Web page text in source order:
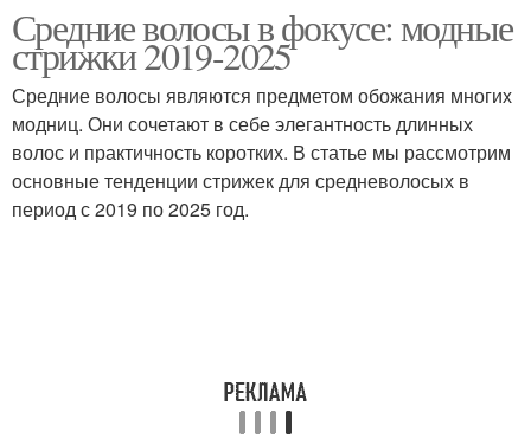
Аксессуары для волос
Средние волосы в фокусе: модные
стрижки 2019-2025
Средние волосы являются предметом обожания многих
модниц. Они сочетают в себе элегантность длинных
волос и практичность коротких. В статье мы рассмотрим
основные тенденции стрижек для средневолосых в
период с 2019 по 2025 год.